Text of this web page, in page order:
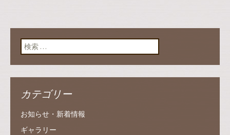
検索:
カテゴリー
お知らせ・新着情報
ギャラリー